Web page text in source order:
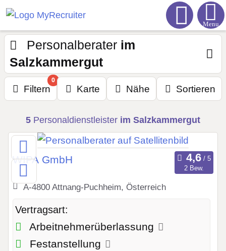
Menu
Personalberater im
Salzkammergut
Filtern
0
Karte Nähe Sortieren
5 Personaldienstleister im Salzkammergut
WIPA GmbH
2 Bew.
A-4800 Attnang-Puchheim, Österreich
Vertragsart:
Arbeitnehmerüberlassung
Festanstellung